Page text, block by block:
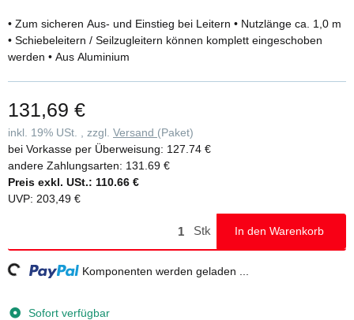
• Zum sicheren Aus- und Einstieg bei Leitern • Nutzlänge ca. 1,0 m
• Schiebeleitern / Seilzugleitern können komplett eingeschoben
werden • Aus Aluminium
131,69 €
inkl. 19% USt. , zzgl. Versand (Paket)
bei Vorkasse per Überweisung: 127.74 €
andere Zahlungsarten: 131.69 €
Preis exkl. USt.: 110.66 €
UVP: 203,49 €
Stk In den Warenkorb
Komponenten werden geladen ...
Sofort verfügbar